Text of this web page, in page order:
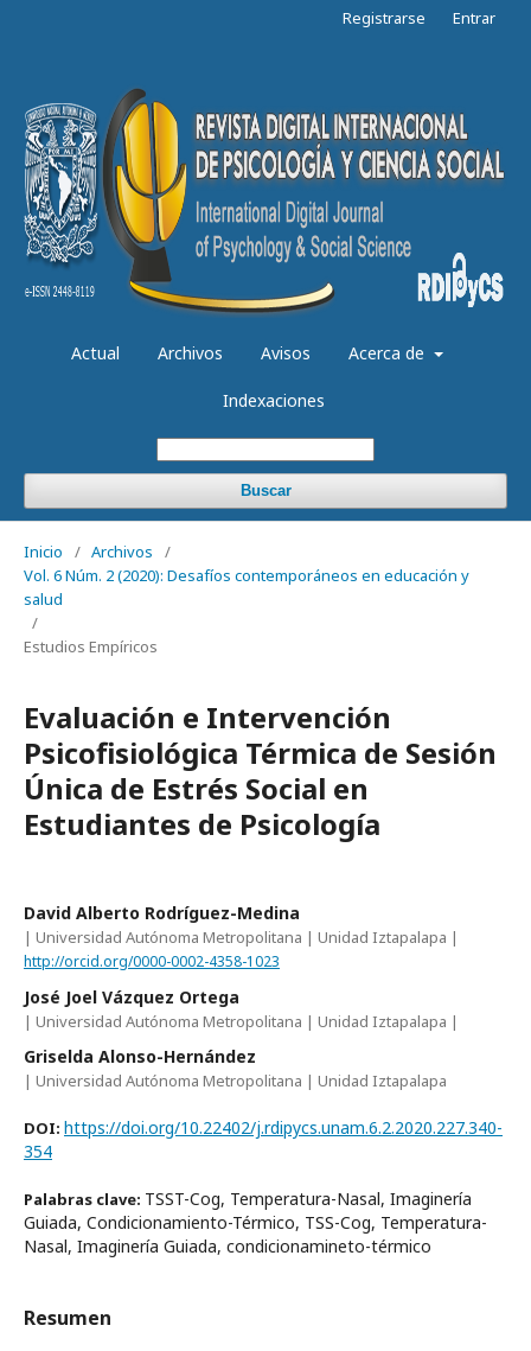
Actual Archivos Avisos Acerca de
Indexaciones
Buscar
Registrarse Entrar
Inicio / Archivos
/
Vol. 6 Núm. 2 (2020): Desafíos contemporáneos en educación y
salud
/
Estudios Empíricos
Evaluación e Intervención
Psicofisiológica Térmica de Sesión
Única de Estrés Social en
Estudiantes de Psicología
David Alberto Rodríguez-Medina
| Universidad Autónoma Metropolitana | Unidad Iztapalapa |
http://orcid.org/0000-0002-4358-1023
José Joel Vázquez Ortega
| Universidad Autónoma Metropolitana | Unidad Iztapalapa |
Griselda Alonso-Hernández
| Universidad Autónoma Metropolitana | Unidad Iztapalapa
DOI: https://doi.org/10.22402/j.rdipycs.unam.6.2.2020.227.340-
354
Palabras clave: TSST-Cog, Temperatura-Nasal, Imaginería
Guiada, Condicionamiento-Térmico, TSS-Cog, Temperatura-
Nasal, Imaginería Guiada, condicionamineto-térmico
Resumen